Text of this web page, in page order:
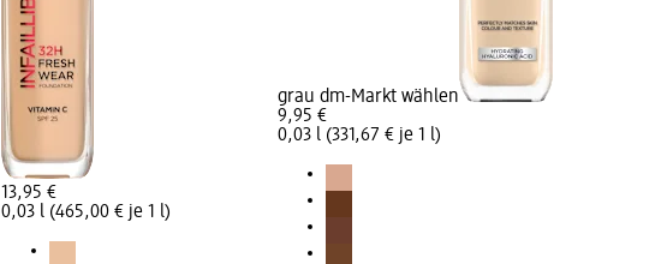
13,95 €
0,03 l (465,00 € je 1 l)
grau dm-Markt wählen
9,95 €
0,03 l (331,67 € je 1 l)